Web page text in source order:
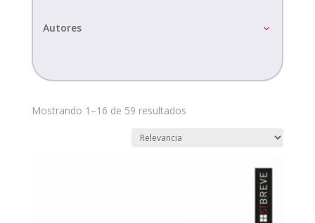
Autores
Mostrando 1–16 de 59 resultados